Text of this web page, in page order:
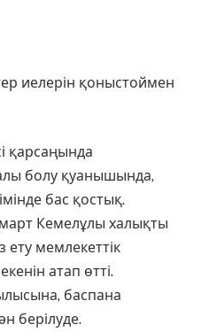
иелерін қоныстоймен
қарсаңында
болу қуанышында,
бас қостық.
Кемелұлы халықты
мемлекеттік
атап өтті.
баспана
берілуде.